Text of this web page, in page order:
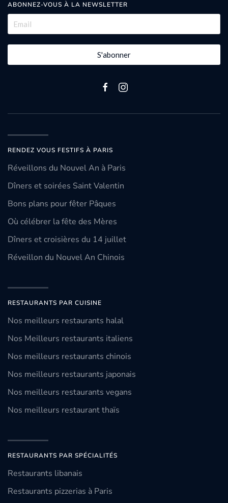
ABONNEZ-VOUS À LA NEWSLETTER
S'abonner
RENDEZ VOUS FESTIFS À PARIS
Réveillons du Nouvel An à Paris
Dîners et soirées Saint Valentin
Bons plans pour fêter Pâques
Où célébrer la fête des Mères
Dîners et croisières du 14 juillet
Réveillon du Nouvel An Chinois
RESTAURANTS PAR CUISINE
Nos meilleurs restaurants halal
Nos Meilleurs restaurants italiens
Nos meilleurs restaurants chinois
Nos meilleurs restaurants japonais
Nos meilleurs restaurants vegans
Nos meilleurs restaurant thaïs
RESTAURANTS PAR SPÉCIALITÉS
Restaurants libanais
Restaurants pizzerias à Paris